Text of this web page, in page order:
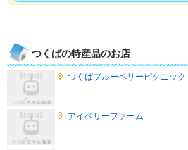
つくばの特産品のお店
つくばブルーベリーピクニック
アイベリーファーム